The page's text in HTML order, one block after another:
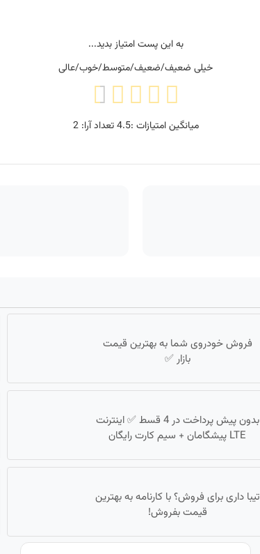
به این پست امتیاز بدید...
خیلی ضعیف/ضعیف/متوسط/خوب/عالی
میانگین امتیازات :4.5تعداد آرا:2
فروش خودروی شما به بهترین قیمت
بازار ✅
بدون پیش پرداخت در 4 قسط ✅ اینترنت
LTE پیشگامان + سیم کارت رایگان
تیبا داری برای فروش؟ با کارنامه به بهترین
قیمت بفروش!